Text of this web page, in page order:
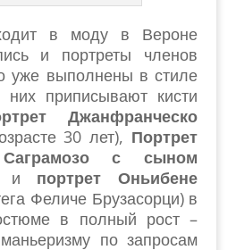
в моду в Вероне
и портреты членов
уже выполнены в стиле
них приписывают кисти
Джанфранческо
30 лет), Портрет
Саграмозо с сыном
и портрет Оньибене
Феличе Брузасорци) в
в полный рост –
по запросам